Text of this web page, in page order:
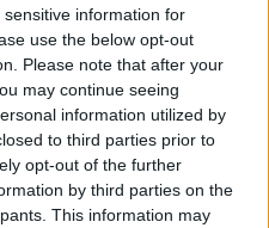
information for
use the below opt-out
Please note that after your
may continue seeing
information utilized by
to third parties prior to
opt-out of the further
by third parties on the
This information may
Πότε
άνοιας –
απώλεια